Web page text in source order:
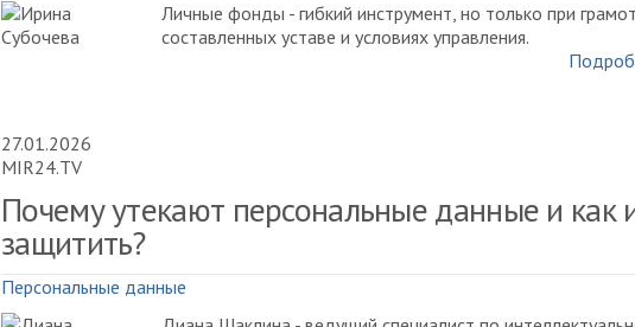
Личные фонды - гибкий инструмент, но только при
составленных уставе и условиях управления.
27.01.2026
MIR24.TV
Почему утекают персональные данные и как
защитить?
Персональные данные